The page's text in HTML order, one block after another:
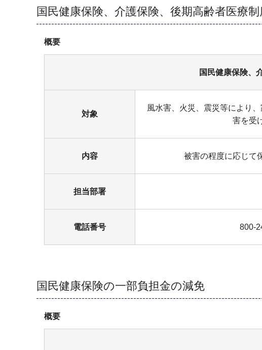
国民健康保険、介護保険、後期高齢者医療
概要
国民健康保険、
対象
風水害、火災、震災等により
害を受
内容 被害の程度に応じて
担当部署
電話番号 800-
国民健康保険の一部負担金の減免
概要